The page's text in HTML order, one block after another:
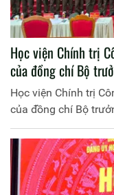
Học viện Chính trị
của đồng chí Bộ
Học viện Chính trị
của đồng chí Bộ